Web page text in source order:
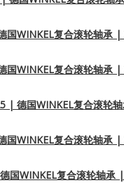
WINKEL复合滚轮轴承 |
WINKEL复合滚轮轴承 |
| 德国WINKEL复合滚轮
WINKEL复合滚轮轴承 |
WINKEL复合滚轮轴承